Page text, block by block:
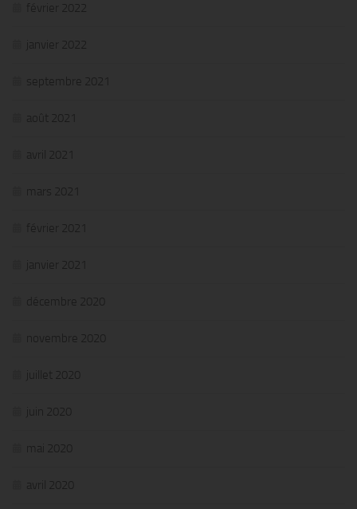
février 2022
janvier 2022
septembre 2021
août 2021
avril 2021
mars 2021
février 2021
janvier 2021
décembre 2020
novembre 2020
juillet 2020
juin 2020
mai 2020
avril 2020